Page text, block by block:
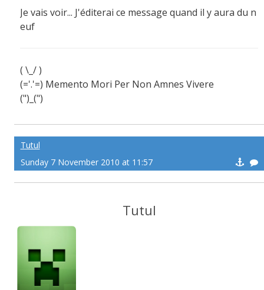
Je vais voir... J'éditerai ce message quand il y aura du n
euf
( \_/ )
(='.'=) Memento Mori Per Non Amnes Vivere
(")_(")
Tuez-moi si je recule!
Vengez-moi si je meurs!
Tutul
Sunday 7 November 2010 at 11:57
Tutul